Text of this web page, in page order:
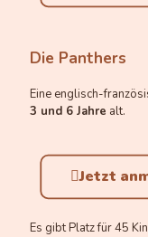
Die Panthers
Eine englisch-
3 und 6 Jahre alt.
Jetzt
Es gibt Platz für 45